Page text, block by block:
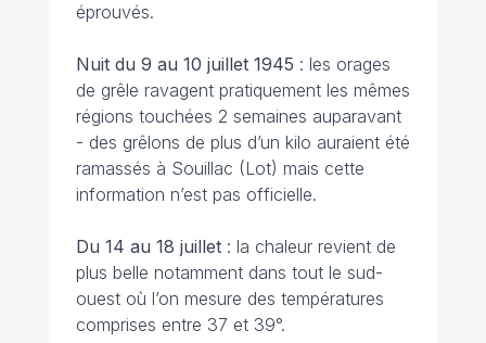
éprouvés.
Nuit du 9 au 10 juillet 1945 : les orages
de grêle ravagent pratiquement les mêmes
régions touchées 2 semaines auparavant
- des grêlons de plus d’un kilo auraient été
ramassés à Souillac (Lot) mais cette
information n’est pas officielle.
Du 14 au 18 juillet : la chaleur revient de
plus belle notamment dans tout le sud-
ouest où l’on mesure des températures
comprises entre 37 et 39°.